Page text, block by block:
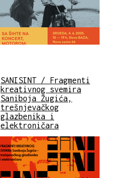
SANISINT / Fragmenti
kreativnog svemira
Saniboja Žugića,
trešnjevačkog
glazbenika i
elektroničara